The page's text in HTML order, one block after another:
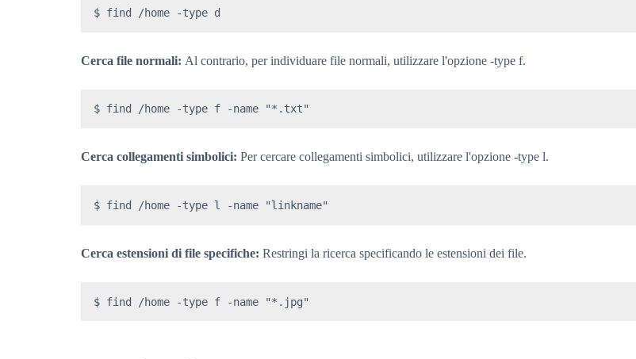
$ find /home -type d
Cerca file normali: Al contrario, per individuare file normali, utilizzare l'opzione -type f.
$ find /home -type f -name "*.txt"
Cerca collegamenti simbolici: Per cercare collegamenti simbolici, utilizzare l'opzione -type l.
$ find /home -type l -name "linkname"
Cerca estensioni di file specifiche: Restringi la ricerca specificando le estensioni dei file.
$ find /home -type f -name "*.jpg"